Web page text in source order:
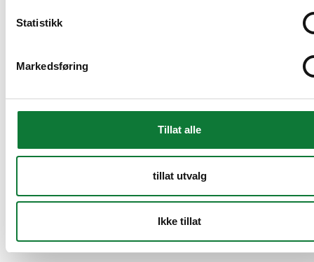
Statistikk
Markedsføring
Tillat alle
tillat utvalg
Ikke tillat